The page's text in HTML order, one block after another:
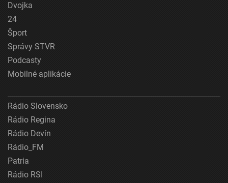
Dvojka
24
Šport
Správy STVR
Podcasty
Mobilné aplikácie
Rádio Slovensko
Rádio Regina
Rádio Devín
Rádio_FM
Patria
Rádio RSI